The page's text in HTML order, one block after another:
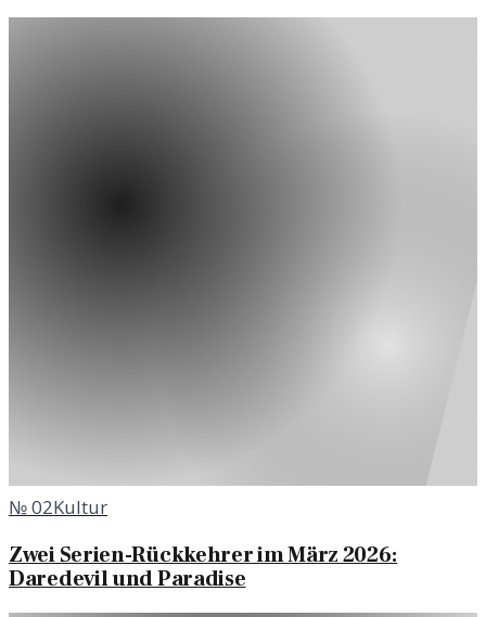
№02Kultur
Zwei Serien-Rückkehrer im März 2026:
Daredevil und Paradise